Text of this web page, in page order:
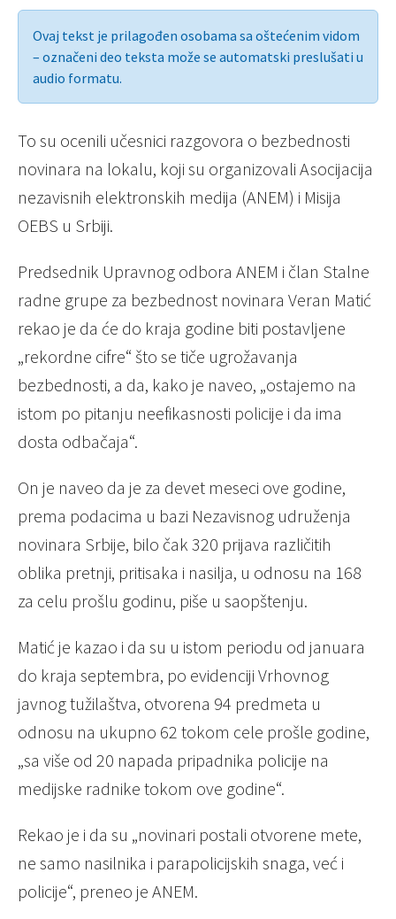
Ovaj tekst je prilagođen osobama sa oštećenim vidom
– označeni deo teksta može se automatski preslušati u
audio formatu.
To su ocenili učesnici razgovora o bezbednosti
novinara na lokalu, koji su organizovali Asocijacija
nezavisnih elektronskih medija (ANEM) i Misija
OEBS u Srbiji.
Predsednik Upravnog odbora ANEM i član Stalne
radne grupe za bezbednost novinara Veran Matić
rekao je da će do kraja godine biti postavljene
„rekordne cifre“ što se tiče ugrožavanja
bezbednosti, a da, kako je naveo, „ostajemo na
istom po pitanju neefikasnosti policije i da ima
dosta odbačaja“.
On je naveo da je za devet meseci ove godine,
prema podacima u bazi Nezavisnog udruženja
novinara Srbije, bilo čak 320 prijava različitih
oblika pretnji, pritisaka i nasilja, u odnosu na 168
za celu prošlu godinu, piše u saopštenju.
Matić je kazao i da su u istom periodu od januara
do kraja septembra, po evidenciji Vrhovnog
javnog tužilaštva, otvorena 94 predmeta u
odnosu na ukupno 62 tokom cele prošle godine,
„sa više od 20 napada pripadnika policije na
medijske radnike tokom ove godine“.
Rekao je i da su „novinari postali otvorene mete,
ne samo nasilnika i parapolicijskih snaga, već i
policije“, preneo je ANEM.